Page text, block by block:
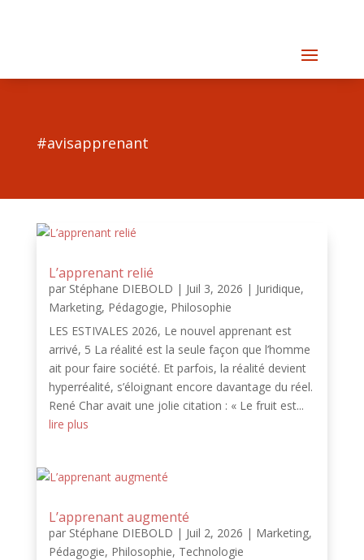
#avisapprenant
L’apprenant relié
par Stéphane DIEBOLD | Juil 3, 2026 | Juridique,
Marketing, Pédagogie, Philosophie
LES ESTIVALES 2026, Le nouvel apprenant est
arrivé, 5 La réalité est la seule façon que l’homme
ait pour faire société. Et parfois, la réalité devient
hyperréalité, s’éloignant encore davantage du réel.
René Char avait une jolie citation : « Le fruit est...
lire plus
L’apprenant augmenté
par Stéphane DIEBOLD | Juil 2, 2026 | Marketing,
Pédagogie, Philosophie, Technologie